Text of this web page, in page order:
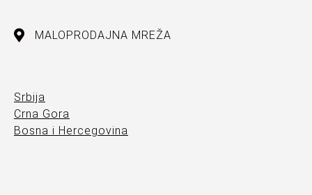
MALOPRODAJNA MREŽA
Srbija
Crna Gora
Bosna i Hercegovina